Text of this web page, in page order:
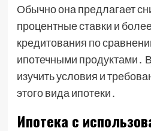
Обычно она предлагает
процентные ставки и
кредитования по
ипотечными продуктами․
изучить условия и
этого вида ипотеки․
Ипотека с